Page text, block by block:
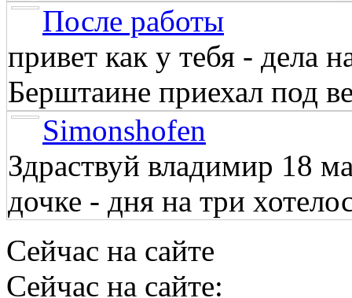
После работы
привет как у тебя - дела
Берштаине приехал под
Simonshofen
Здраствуй владимир 18
дочке - дня на три
Сейчас на сайте
Сейчас на сайте: